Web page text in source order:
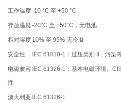
工作温度-10 °C 至 +50 °C
存放温度-20°C 至 +50°C，无电池
相对湿度 10% 至 95% 无冷凝
安全性 IEC 61010-1：过压类别 II，污染
电磁兼容
性
IEC 61326-1：基本电磁环境。
澳大利亚 IEC 61326-1